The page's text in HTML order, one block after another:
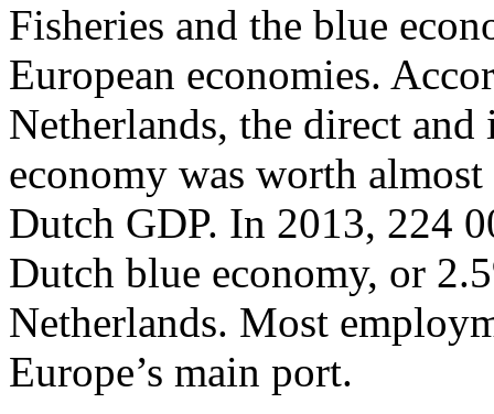
Fisheries and the blue
European economies.
Netherlands, the direct
economy was worth
Dutch GDP. In 2013, 224
Dutch blue economy, or
Netherlands. Most
Europe’s main port.